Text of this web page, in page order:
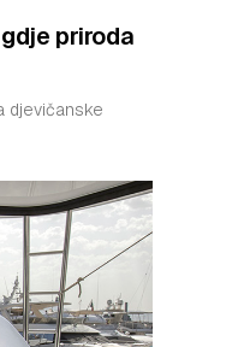
priroda
djevičanske